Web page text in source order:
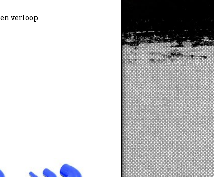
verloop